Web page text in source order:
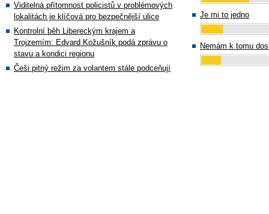
Viditelná přítomnost policistů v problémových
lokalitách je klíčová pro bezpečnější ulice
Kontrolní běh Libereckým krajem a
Trojzemím: Edvard Kožušník podá zprávu o
stavu a kondici regionu
Češi pitný režim za volantem stále podceňují
Je mi to jedno
Nemám k tomu